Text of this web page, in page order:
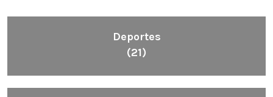
Deportes
(21)